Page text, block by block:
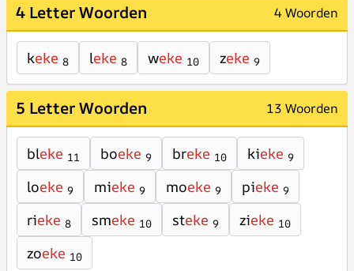
4 Letter Woorden 4 Woorden
keke 8 leke 8 weke 10 zeke 9
5 Letter Woorden 13 Woorden
bleke 11 boeke 9 breke 10 kieke 9
loeke 9 mieke 9 moeke 9 pieke 9
rieke 8 smeke 10 steke 9 zieke 10
zoeke 10